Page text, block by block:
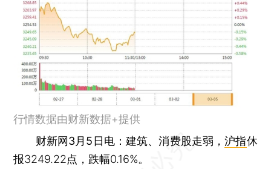
行情数据由财新数据+提供
财新网3月5日电：建筑、消费股走弱，沪指休
报3249.22点，跌幅0.16%。